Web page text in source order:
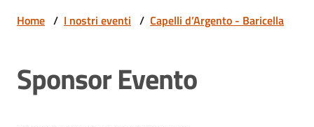
CREARE,
RICREARSI
Biblioteche
Home / I nostri eventi / Capelli d’Argento - Baricella
Sponsor Evento